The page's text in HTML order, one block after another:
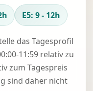
E5: 9 - 12h
das Tagesprofil
11:59 relativ zu
zum Tagespreis
sind daher nicht